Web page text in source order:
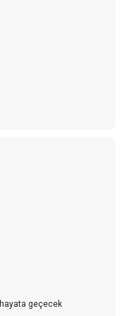
geçecek